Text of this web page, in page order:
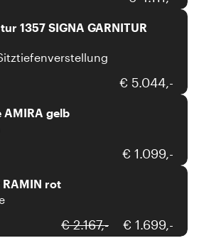
1357 SIGNA GARNITUR
€ 5.044,-
Restyl
AMIRA gelb
€ 1.099,-
ADA Mindful Living
rot
€ 2.167,- € 1.699,-